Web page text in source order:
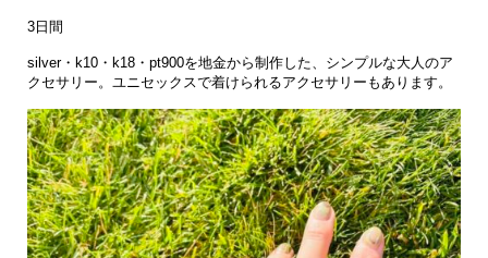
3日間
silver・k10・k18・pt900を地金から制作した、シンプルな大人のア
クセサリー。ユニセックスで着けられるアクセサリーもあります。